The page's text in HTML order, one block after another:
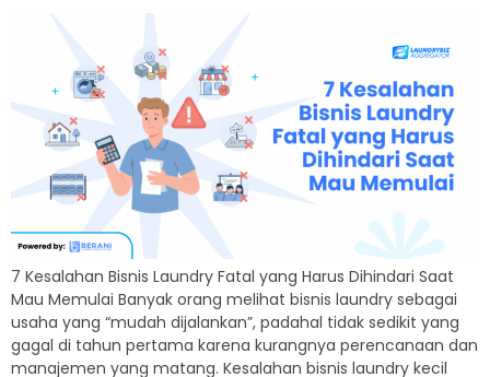
7 Kesalahan Bisnis Laundry Fatal yang Harus Dihindari Saat
Mau Memulai Banyak orang melihat bisnis laundry sebagai
usaha yang “mudah dijalankan”, padahal tidak sedikit yang
gagal di tahun pertama karena kurangnya perencanaan dan
manajemen yang matang. Kesalahan bisnis laundry kecil